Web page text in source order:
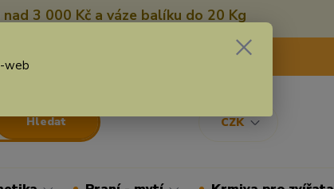
3 000 Kč a váze balíku do 20 Kg
CZK
Hledat
8:00 - 16:30
web